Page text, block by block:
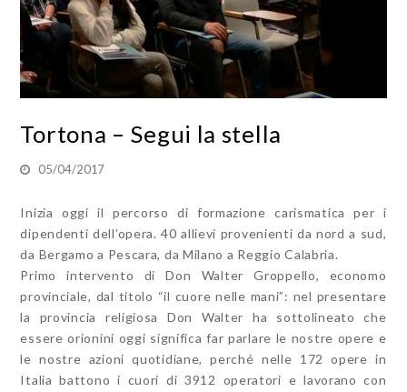
Tortona – Segui la stella
05/04/2017
Inizia oggi il percorso di formazione carismatica per i
dipendenti dell’opera. 40 allievi provenienti da nord a sud,
da Bergamo a Pescara, da Milano a Reggio Calabria.
Primo intervento di Don Walter Groppello, economo
provinciale, dal titolo “il cuore nelle mani”: nel presentare
la provincia religiosa Don Walter ha sottolineato che
essere orionini oggi significa far parlare le nostre opere e
le nostre azioni quotidiane, perché nelle 172 opere in
Italia battono i cuori di 3912 operatori e lavorano con